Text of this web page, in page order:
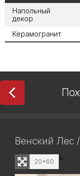
Напольный
декор
Керамогранит
Венский Лес
>
20x60